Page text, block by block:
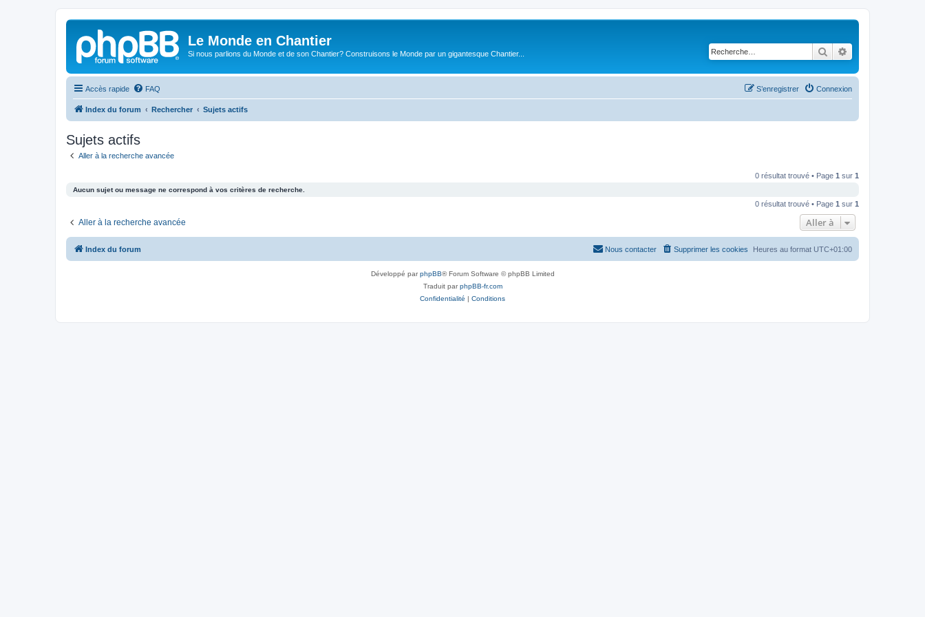
Le Monde en Chantier
Si nous parlions du Monde et de son Chantier? Construisons le Monde par un gigantesque Chantier... Rechercher
Accès rapide FAQ Connexion
S’enregistrer
Index du forum Rechercher Sujets actifs
Sujets actifs
Aller à la recherche avancée
0 résultat trouvé • Page 1 sur 1
Aucun sujet ou message ne correspond à vos critères de recherche.
0 résultat trouvé • Page 1 sur 1
Aller à la recherche avancée Aller à
Index du forum Heures au format UTC+01:00
Supprimer les cookies
Nous contacter
Développé parphpBB® Forum Software © phpBB Limited
Traduit parphpBB-fr.com
Confidentialité | Conditions